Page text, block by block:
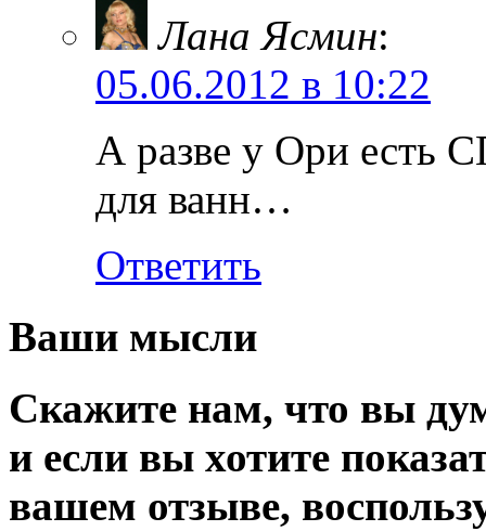
Лана Ясмин:
05.06.2012 в 10:22
А разве у Ори есть
для ванн…
Ответить
Ваши мысли
Скажите нам, что вы
и если вы хотите
вашем отзыве,